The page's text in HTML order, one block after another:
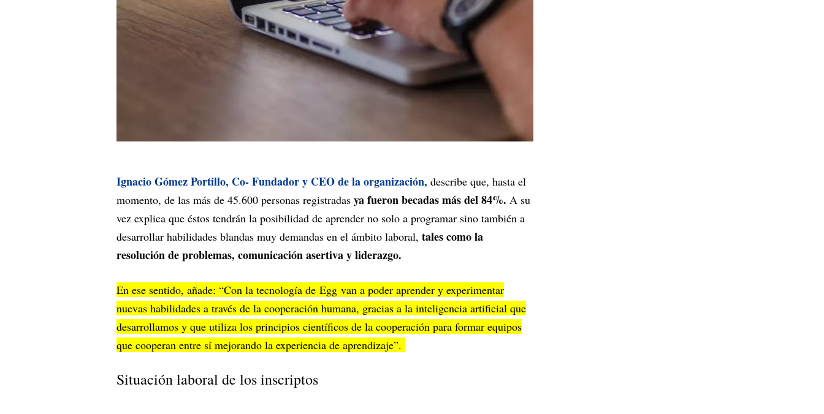
Ignacio Gómez Portillo, Co- Fundador y CEO de la organización, describe que, hasta el
momento, de las más de 45.600 personas registradas ya fueron becadas más del 84%. A su
vez explica que éstos tendrán la posibilidad de aprender no solo a programar sino también a
desarrollar habilidades blandas muy demandas en el ámbito laboral, tales como la
resolución de problemas, comunicación asertiva y liderazgo.
En ese sentido, añade: “Con la tecnología de Egg van a poder aprender y experimentar
nuevas habilidades a través de la cooperación humana, gracias a la inteligencia artificial que
desarrollamos y que utiliza los principios científicos de la cooperación para formar equipos
que cooperan entre sí mejorando la experiencia de aprendizaje”.
Situación laboral de los inscriptos